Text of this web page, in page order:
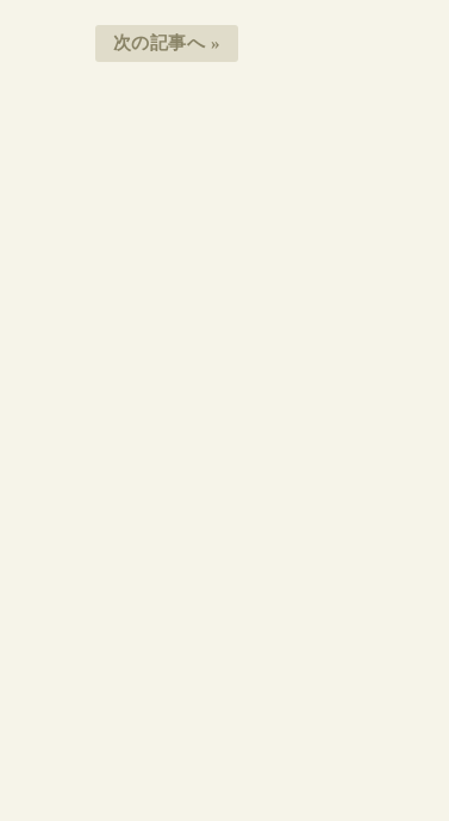
次の記事へ »